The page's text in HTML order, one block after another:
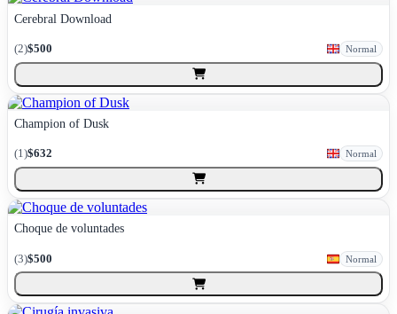
Cerebral Download
(2)$500 Normal
Champion of Dusk
(1)$632 Normal
Choque de voluntades
(3)$500 Normal